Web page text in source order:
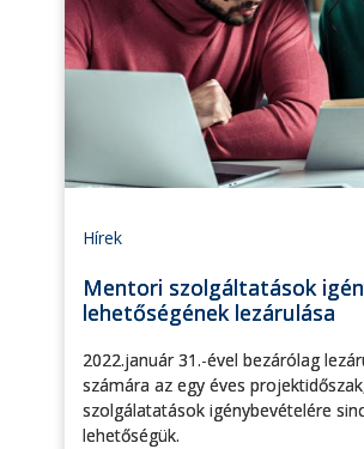
Hírek
Mentori szolgáltatások
lehetőségének lezárulása
2022.január 31.-ével bezárólag
számára az egy éves
szolgálatatások igénybevételére
lehetőségük.